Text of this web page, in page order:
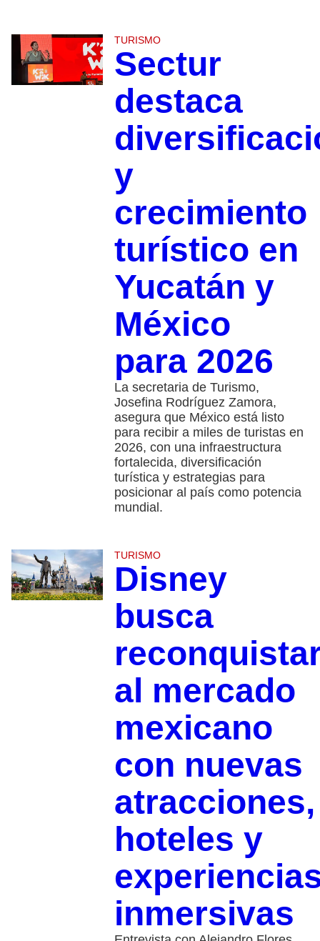
TURISMO
Sectur
destaca
y
crecimiento
turístico en
Yucatán y
México
para 2026
La secretaria de Turismo,
Josefina Rodríguez Zamora,
asegura que México está listo
para recibir a miles de turistas en
2026, con una infraestructura
fortalecida, diversificación
turística y estrategias para
posicionar al país como potencia
mundial.
TURISMO
Disney
busca
al mercado
mexicano
con nuevas
atracciones,
hoteles y
inmersivas